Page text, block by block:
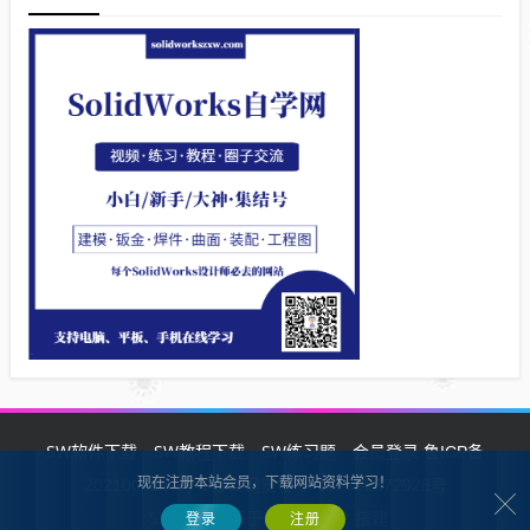
SW软件下载 SW教程下载 SW练习题 会员登录鲁ICP备
2021002287号-1鲁公网安备 37132902372928号
SW自学网 基于 Z-BlogPHP
现在注册本站会员，下载网站资料学习！
登录 注册